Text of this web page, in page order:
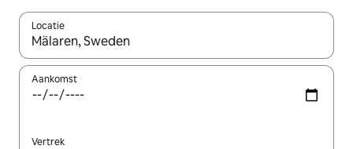
Locatie
Wanneer er resultaten beschikbaar zijn, maak je een keuze
Aankomst
Vertrek